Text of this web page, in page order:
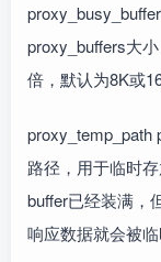
proxy_buffers大
倍，默认为8K或
proxy_temp_path
路径，用于临时
buffer已经装满，
响应数据就会被